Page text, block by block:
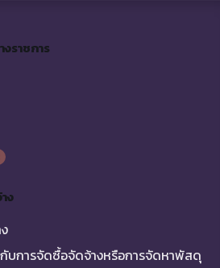
ราชการ
ง
กับการจัดซื้อจัดจ้างหรือการจัดหาพัสดุ